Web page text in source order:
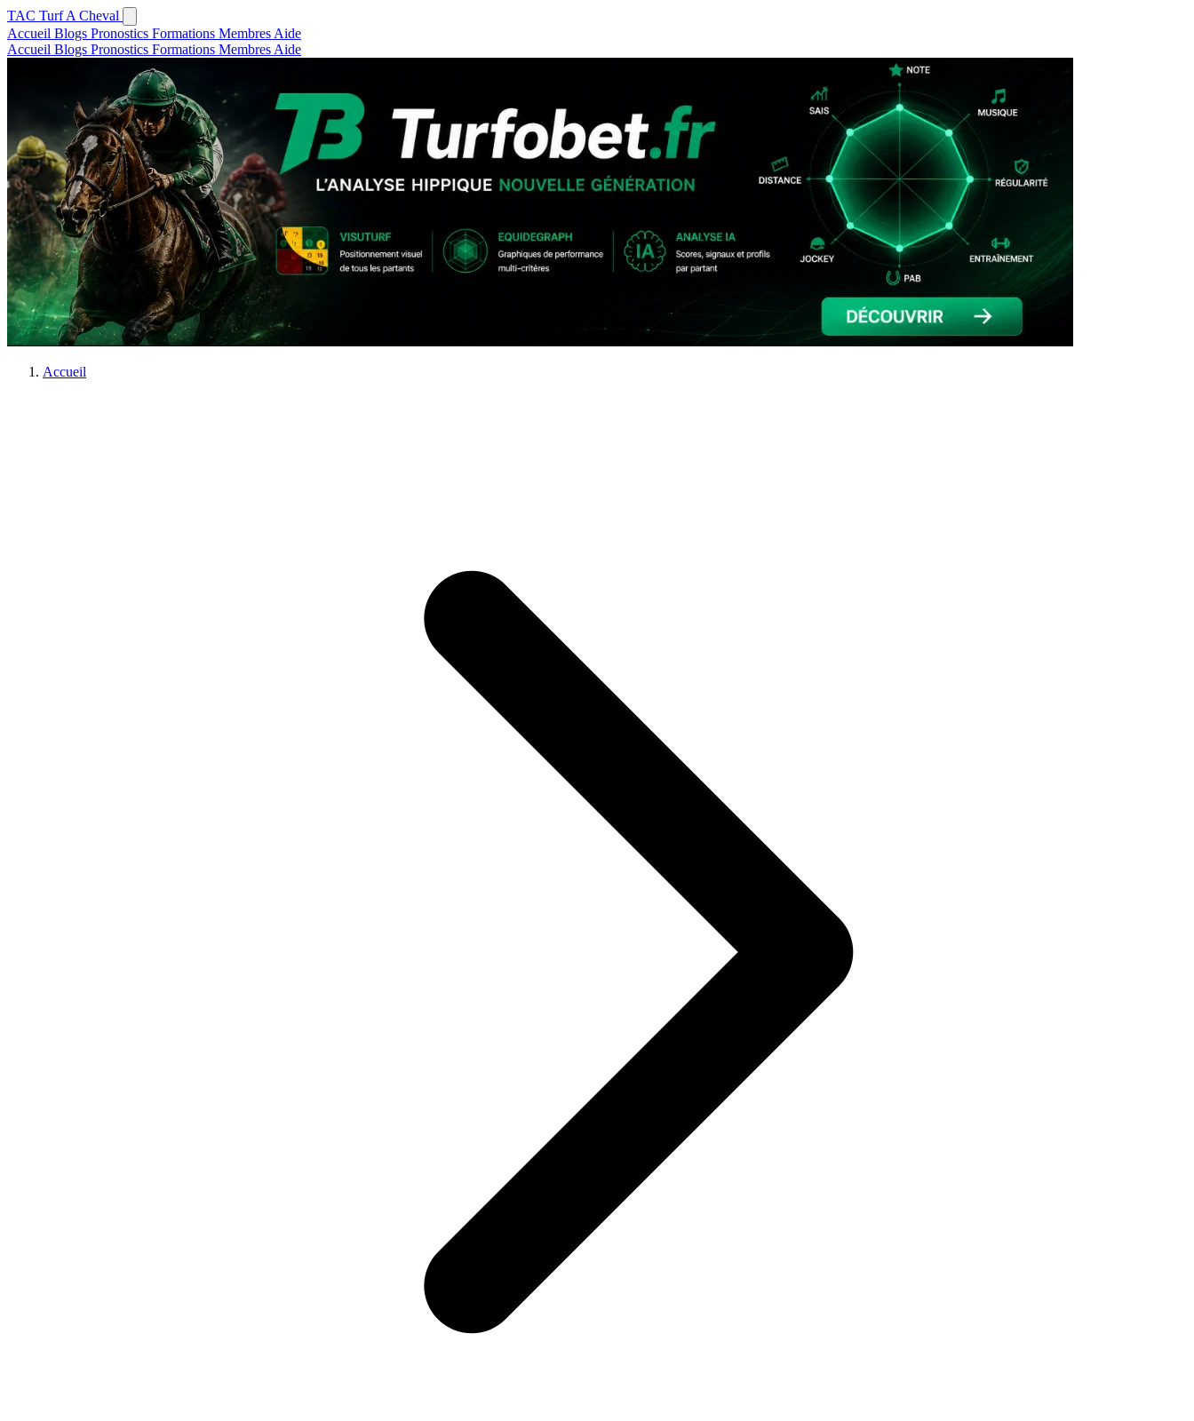
TAC Turf A Cheval
Accueil Blogs Pronostics Formations Membres Aide
Accueil Blogs Pronostics Formations Membres Aide
Accueil